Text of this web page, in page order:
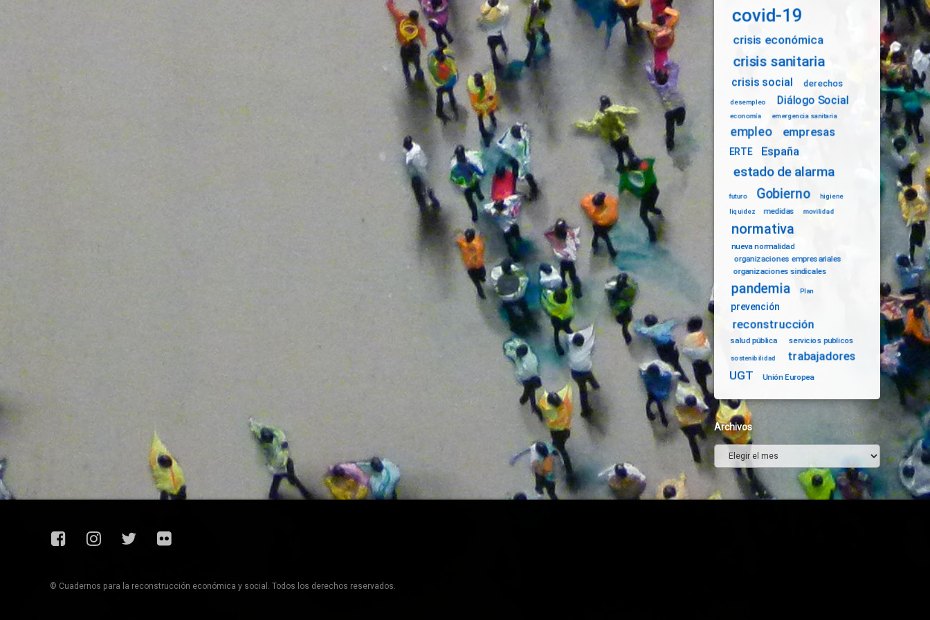
covid-19
crisis económica
crisis sanitaria
crisis social derechos
desempleo Diálogo Social
economía emergencia sanitaria
empleo empresas
ERTE España
estado de alarma
futuro Gobierno
higiene
liquidez
medidas movilidad
normativa
nueva normalidad
organizaciones empresariales
organizaciones sindicales
pandemia Plan
prevención
reconstrucción
salud pública servicios publicos
sostenibilidad
trabajadores
UGT
Unión Europea
Archivos
Archivos
FacebookInstagram
TwitterFlickr
© Cuadernos para la reconstrucción económica y social. Todos los derechos reservados.